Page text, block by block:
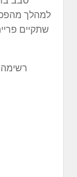
למהלך
שתקיים
רשימה